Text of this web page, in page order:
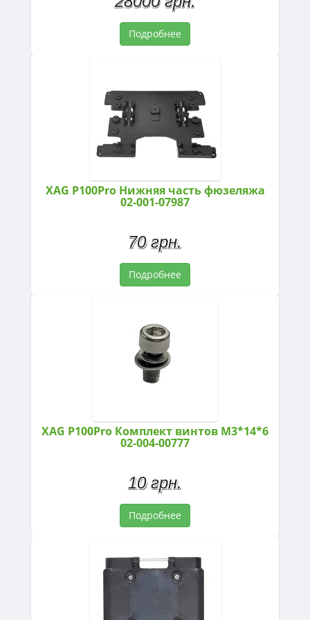
Подробнее
XAG P100Pro Нижняя часть фюзеляжа
02-001-07987
70 грн.
Подробнее
XAG P100Pro Комплект винтов M3*14*6
02-004-00777
10 грн.
Подробнее